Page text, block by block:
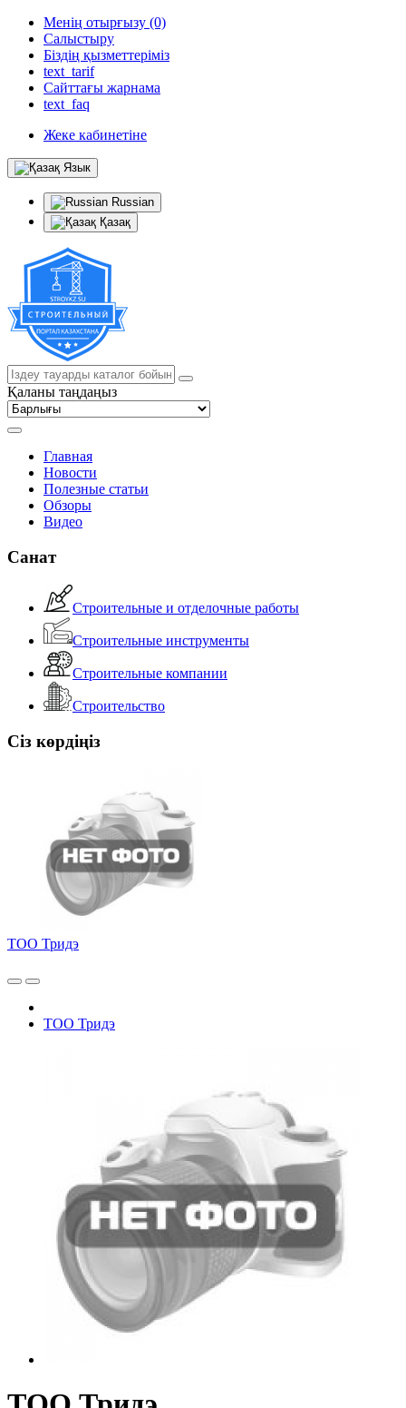
Менің отырғызу (0)
Салыстыру
Біздің қызметтеріміз
text_tarif
Сайттағы жарнама
text_faq
Жеке кабинетіне
Язык
Russian
Қазақ
Қаланы таңдаңыз
Главная
Новости
Полезные статьи
Обзоры
Видео
Санат
Строительные и отделочные работы
Строительные инструменты
Строительные компании
Строительство
Сіз көрдіңіз
ТОО Тридэ
ТОО Тридэ